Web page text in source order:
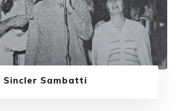
Sincler Sambatti